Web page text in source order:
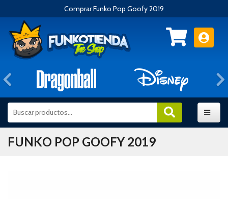
Comprar Funko Pop Goofy 2019
Anterior
FUNKO POP GOOFY 2019